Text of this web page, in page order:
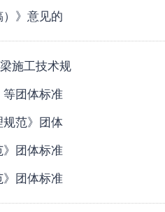
》意见的
施工技术规
团体标准
范》团体
团体标准
团体标准